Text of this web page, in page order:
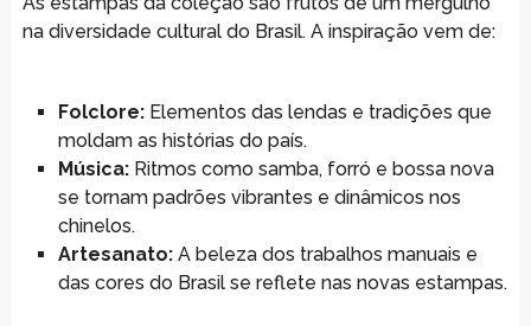
na diversidade cultural do Brasil. A inspiração vem de:
Folclore:Elementos das lendas e tradições que
moldam as histórias do país.
Música:Ritmos como samba, forró e bossa nova
se tornam padrões vibrantes e dinâmicos nos
chinelos.
Artesanato:A beleza dos trabalhos manuais e
das cores do Brasil se reflete nas novas estampas.